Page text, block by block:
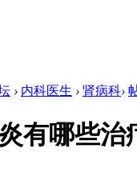
› 内科医生 › 肾病科›
有哪些治